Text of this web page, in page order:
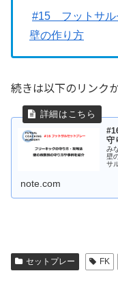
#15 フットサル
壁の作り方
続きは以下のリンク
守
み
壁
サ
note.com
セットプレー FK